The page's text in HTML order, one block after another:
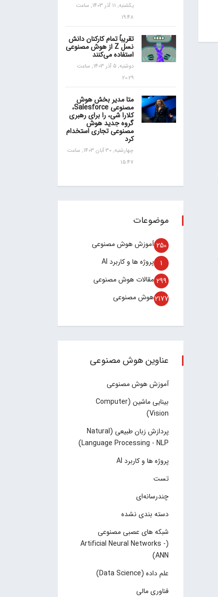
یکشنبه, 11 آذر 1403, ساعت
19:48
تقریباً تمام کارکنان دانش
نسل Z از هوش مصنوعی
استفاده می‌کنند
دوشنبه, 5 آذر 1403, ساعت
20:29
متا مدیر بخش هوش
مصنوعی Salesforce،
کلارا شی، را برای رهبری
گروه جدید هوش
مصنوعی تجاری استخدام
کرد
چهارشنبه, 30 آبان 1403, ساعت
15:47
موضوعات
آموزش هوش مصنوعی 250
پروژه ها و کاربرد AI 1
مقالات هوش مصنوعی 299
هوش مصنوعی2177
عناوین هوش مصنوعی
آموزش هوش مصنوعی
بینایی ماشین (Computer
Vision)
پردازش زبان طبیعی (Natural
Language Processing - NLP)
پروژه ها و کاربرد AI
تست
چند‌‌رسانه‌ای
دسته بندی نشده
شبکه های عصبی مصنوعی
(Artificial Neural Networks -
ANN)
علم داده (Data Science)
فناوری مالی